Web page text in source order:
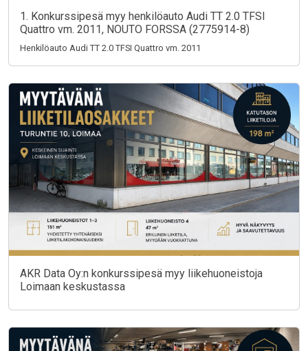
1. Konkurssipesä myy henkilöauto Audi TT 2.0 TFSI
Quattro vm. 2011, NOUTO FORSSA (2775914-8)
Henkilöauto Audi TT 2.0 TFSI Quattro vm. 2011
AKR Data Oy:n konkurssipesä myy liikehuoneistoja
Loimaan keskustassa